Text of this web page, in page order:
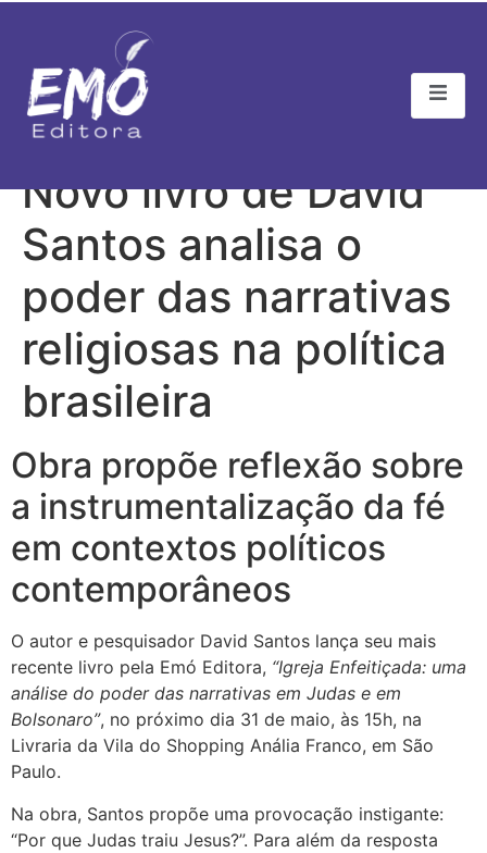
“Igreja Enfeitiçada” –
Novo livro de David
Santos analisa o
poder das narrativas
religiosas na política
brasileira
Obra propõe reflexão sobre
a instrumentalização da fé
em contextos políticos
contemporâneos
O autor e pesquisador David Santos lança seu mais
recente livro pela Emó Editora, “Igreja Enfeitiçada: uma
análise do poder das narrativas em Judas e em
Bolsonaro”, no próximo dia 31 de maio, às 15h, na
Livraria da Vila do Shopping Anália Franco, em São
Paulo.
Na obra, Santos propõe uma provocação instigante:
“Por que Judas traiu Jesus?”. Para além da resposta